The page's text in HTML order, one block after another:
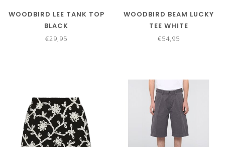
WOODBIRD LEE TANK TOP
BLACK
€29,95
WOODBIRD BEAM LUCKY
TEE WHITE
€54,95